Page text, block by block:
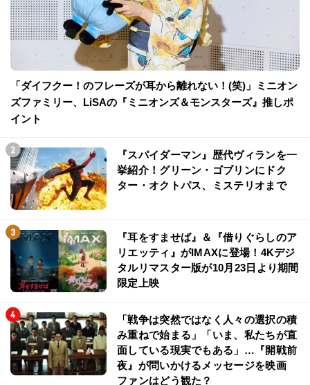
「ダイフクー！のフレーズが耳から離れない！(笑)」ミニオン
ズファミリー、LiSAの『ミニオンズ＆モンスターズ』推しポ
イント
『スパイダーマン』歴代ヴィランを一
挙紹介！グリーン・ゴブリンにドク
ター・オクトパス、ミステリオまで
『耳をすませば』＆『借りぐらしのア
リエッティ』がIMAXに登場！4Kデジ
タルリマスター版が10月23日より期間
限定上映
「戦争は突然ではなく人々の選択の積
み重ねで始まる」「いま、私たちが直
面している現実でもある」…『開戦前
夜』が問いかけるメッセージを映画
ファンはどう観た？